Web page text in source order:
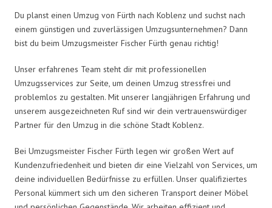
Du planst einen Umzug von Fürth nach Koblenz und suchst nach
einem günstigen und zuverlässigen Umzugsunternehmen? Dann
bist du beim Umzugsmeister Fischer Fürth genau richtig!
Unser erfahrenes Team steht dir mit professionellen
Umzugsservices zur Seite, um deinen Umzug stressfrei und
problemlos zu gestalten. Mit unserer langjährigen Erfahrung und
unserem ausgezeichneten Ruf sind wir dein vertrauenswürdiger
Partner für den Umzug in die schöne Stadt Koblenz.
Bei Umzugsmeister Fischer Fürth legen wir großen Wert auf
Kundenzufriedenheit und bieten dir eine Vielzahl von Services, um
deine individuellen Bedürfnisse zu erfüllen. Unser qualifiziertes
Personal kümmert sich um den sicheren Transport deiner Möbel